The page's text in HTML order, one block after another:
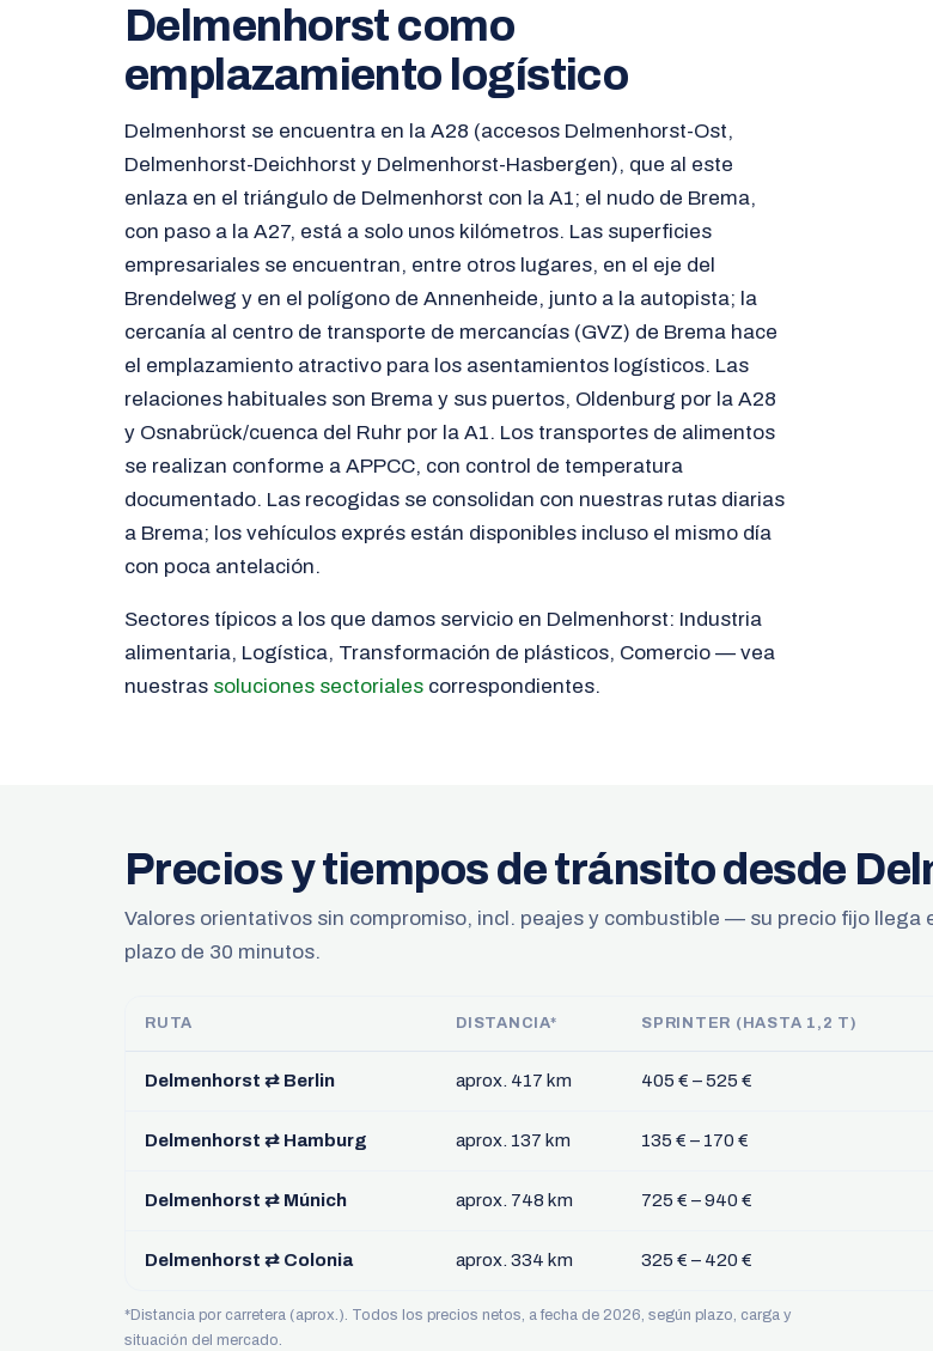
Delmenhorst como
emplazamiento logístico
Delmenhorst se encuentra en la A28 (accesos Delmenhorst-Ost,
Delmenhorst-Deichhorst y Delmenhorst-Hasbergen), que al este
enlaza en el triángulo de Delmenhorst con la A1; el nudo de Brema,
con paso a la A27, está a solo unos kilómetros. Las superficies
empresariales se encuentran, entre otros lugares, en el eje del
Brendelweg y en el polígono de Annenheide, junto a la autopista; la
cercanía al centro de transporte de mercancías (GVZ) de Brema hace
el emplazamiento atractivo para los asentamientos logísticos. Las
relaciones habituales son Brema y sus puertos, Oldenburg por la A28
y Osnabrück/cuenca del Ruhr por la A1. Los transportes de alimentos
se realizan conforme a APPCC, con control de temperatura
documentado. Las recogidas se consolidan con nuestras rutas diarias
a Brema; los vehículos exprés están disponibles incluso el mismo día
con poca antelación.
Sectores típicos a los que damos servicio en Delmenhorst: Industria
alimentaria, Logística, Transformación de plásticos, Comercio — vea
nuestras soluciones sectoriales correspondientes.
Precios y tiempos de tránsito desde
Valores orientativos sin compromiso, incl. peajes y combustible — su precio fijo llega
plazo de 30 minutos.
RUTA DISTANCIA* SPRINTER (HASTA 1,2 T)
Delmenhorst ⇄ Berlin aprox. 417 km 405 € – 525 €
Delmenhorst ⇄ Hamburg aprox. 137 km 135 € – 170 €
Delmenhorst ⇄ Múnich aprox. 748 km 725 € – 940 €
Delmenhorst ⇄ Colonia aprox. 334 km 325 € – 420 €
*Distancia por carretera (aprox.). Todos los precios netos, a fecha de 2026, según plazo, carga y
situación del mercado.